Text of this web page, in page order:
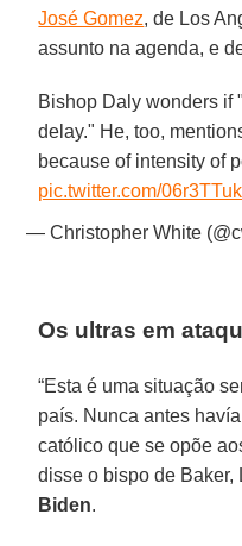
José Gomez, de Los
assunto na agenda, e
Bishop Daly wonders if
delay." He, too,
because of intensity of
pic.twitter.com/
— Christopher White
Os ultras em
“Esta é uma situação
país. Nunca antes
católico que se opõe
disse o bispo de Baker,
Biden.